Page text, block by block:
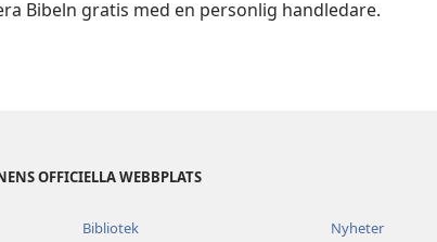
Bibeln gratis med en personlig handledare.
OFFICIELLA WEBBPLATS
Bibliotek Nyheter